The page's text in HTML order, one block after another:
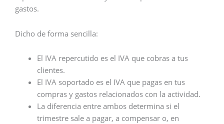
gastos.
Dicho de forma sencilla:
El IVA repercutido es el IVA que cobras a tus
clientes.
El IVA soportado es el IVA que pagas en tus
compras y gastos relacionados con la actividad.
La diferencia entre ambos determina si el
trimestre sale a pagar, a compensar o, en